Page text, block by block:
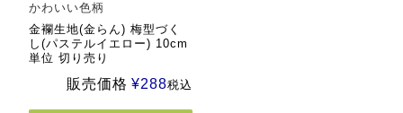
かわいい色柄
金襴生地(金らん) 梅型づく
し(パステルイエロー) 10cm
単位 切り売り
販売価格 ¥288税込